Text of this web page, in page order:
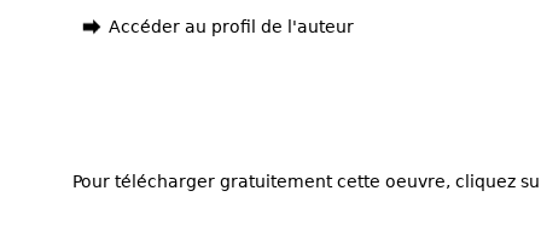
Accéder au profil de l'auteur
Pour télécharger gratuitement cette oeuvre, cliquez